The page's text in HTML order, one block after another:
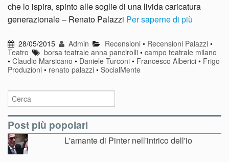
che lo ispira, spinto alle soglie di una livida caricatura
generazionale – Renato Palazzi Per saperne di più
28/05/2015 Admin Recensioni• Recensioni Palazzi•
Teatro
borsa teatrale anna pancirolli •campo teatrale milano
• Claudio Marsicano • Daniele Turconi • Francesco Alberici • Frigo
Produzioni • renato palazzi • SocialMente
Post più popolari
L'amante di Pinter nell'intrico dell'io